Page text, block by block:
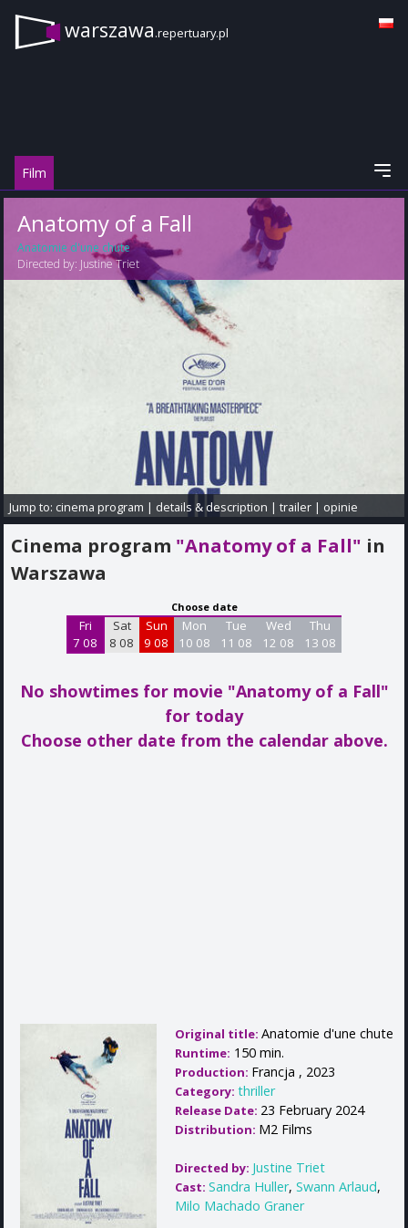
warszawa.repertuary.pl
Film
Anatomy of a Fall
Anatomie d'une chute
Directed by: Justine Triet
Jump to: cinema program | details & description |trailer | opinie
Cinema program "Anatomy of a Fall" in
Warszawa
Choose date
Fri
7 08
Sat
8 08
Sun
9 08
Mon
10 08
Tue
11 08
Wed
12 08
Thu
13 08
No showtimes for movie "Anatomy of a Fall"
for today
Choose other date from the calendar above.
Original title: Anatomie d'une chute
Runtime: 150 min.
Production: Francja , 2023
Category: thriller
Release Date: 23 February 2024
Distribution: M2 Films
Directed by: Justine Triet
Cast: Sandra Huller, Swann Arlaud,
Milo Machado Graner